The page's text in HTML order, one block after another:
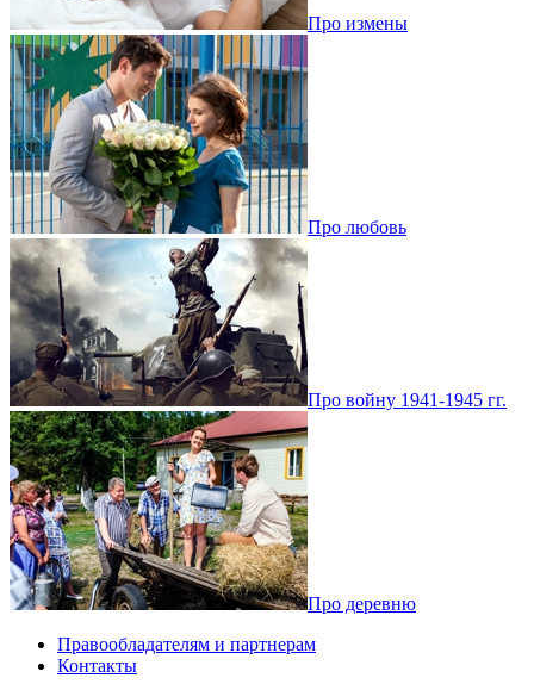
Про измены
Про любовь
Про войну 1941-1945 гг.
Про деревню
Правообладателям и партнерам
Контакты